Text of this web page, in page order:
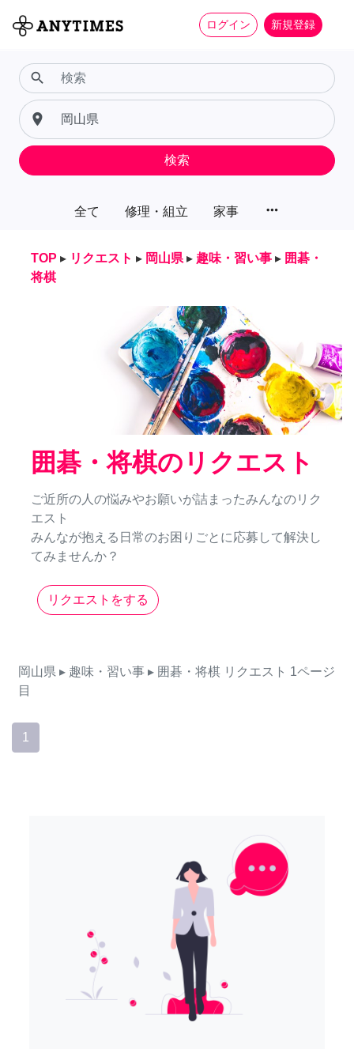
ログイン 新規登録
全て 修理・組立 家事 more_horiz
search
place
検索
TOP ▸ リクエスト ▸ 岡山県 ▸ 趣味・習い事 ▸ 囲碁・
将棋
囲碁・将棋のリクエスト
ご近所の人の悩みやお願いが詰まったみんなのリク
エスト
みんなが抱える日常のお困りごとに応募して解決し
てみませんか？
リクエストをする
岡山県 ▸ 趣味・習い事 ▸ 囲碁・将棋 リクエスト 1ページ
目
1